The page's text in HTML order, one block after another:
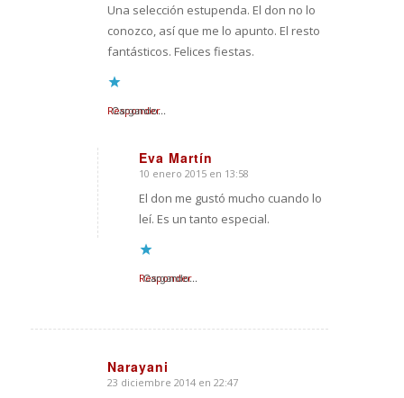
Una selección estupenda. El don no lo
conozco, así que me lo apunto. El resto
fantásticos. Felices fiestas.
Cargando...
Responder
Eva Martín
Dice:
10 enero 2015 en 13:58
El don me gustó mucho cuando lo
leí. Es un tanto especial.
Cargando...
Responder
Narayani
Dice:
23 diciembre 2014 en 22:47